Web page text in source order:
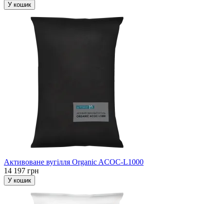
У кошик
Активоване вугілля Organic ACOC-L1000
14 197 грн
У кошик